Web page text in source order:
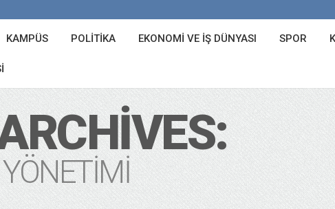
KAMPÜS POLITIKA EKONOMI VE İŞ DÜNYASI SPOR